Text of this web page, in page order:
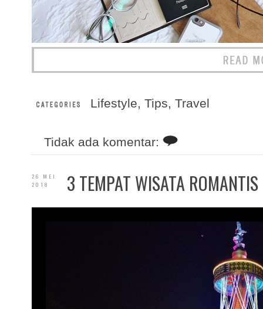
Lifestyle, Tips, Travel
Tidak ada komentar:
26 MEI
2018
3 TEMPAT WISATA